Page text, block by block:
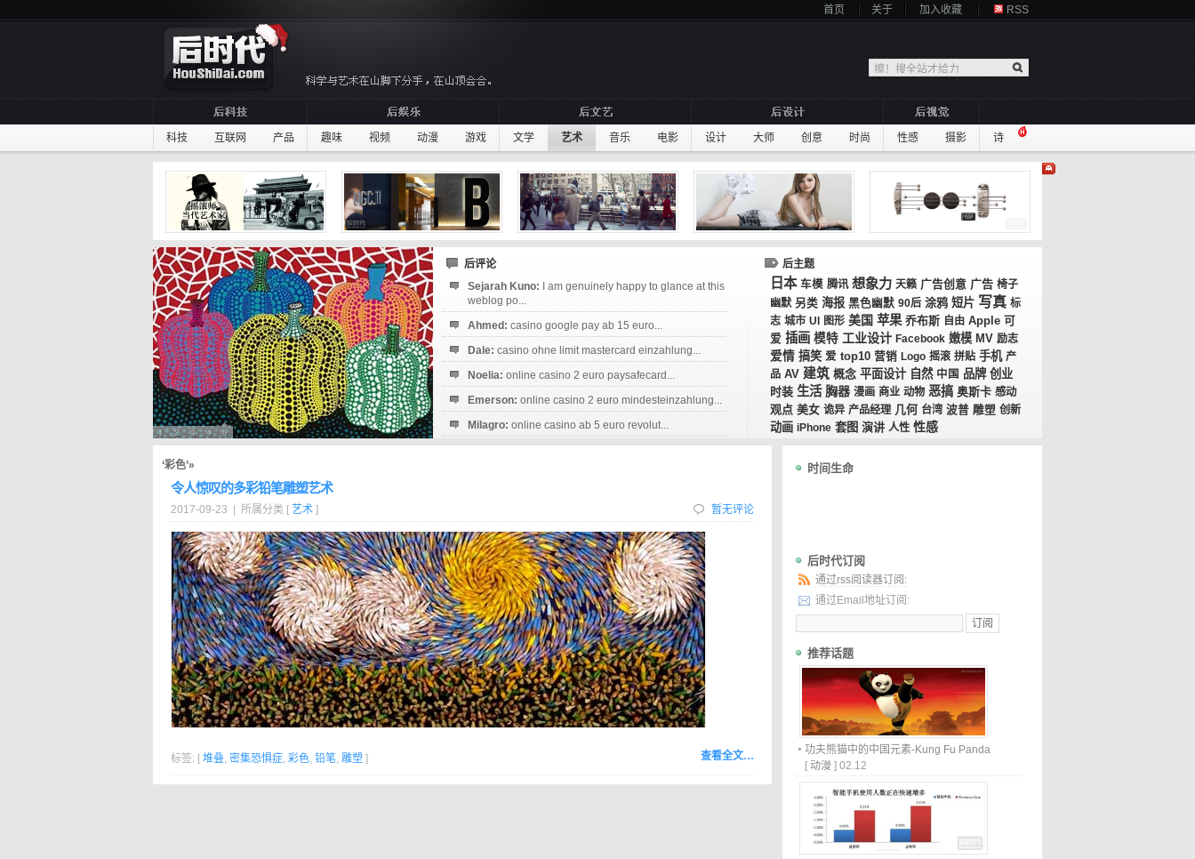
首页 关于 加入收藏 RSS
科技 互联网 产品 趣味 视频 动漫 游戏 文学 艺术 音乐 电影 设计 大师 创意 时尚 性感 摄影 诗
后评论
Sejarah Kuno:
I am genuinely happy to glance at this
weblog po...
Ahmed: casino google pay ab 15 euro...
Dale: casino ohne limit mastercard einzahlung...
Noelia: online casino 2 euro paysafecard...
Emerson: online casino 2 euro mindesteinzahlung...
Milagro: online casino ab 5 euro revolut...
后主题
日本 车模 腾讯 想象力 天籁 广告创意 广告 椅子
幽默 另类 海报 黑色幽默 90后 涂鸦 短片 写真 标
志 城市 UI 图形 美国 苹果 乔布斯 自由 Apple 可
爱 插画 模特 工业设计 Facebook 嫩模 MV 励志
爱情 搞笑 爱 top10 营销 Logo 摇滚 拼贴 手机 产
品 AV 建筑 概念 平面设计 自然 中国 品牌 创业
时装 生活 胸器 漫画 商业 动物 恶搞 奥斯卡 感动
观点 美女 诡异 产品经理 几何 台湾 波普 雕塑 创新
动画 iPhone 套图 演讲 人性 性感
‘彩色’»
令人惊叹的多彩铅笔雕塑艺术
2017-09-23 | 所属分类 [ 艺术 ] 暂无评论
查看全文…
标签: [ 堆叠, 密集恐惧症, 彩色, 铅笔, 雕塑 ]
时间生命
后时代订阅
通过rss阅读器订阅:
通过Email地址订阅:
推荐话题
功夫熊猫中的中国元素-Kung Fu Panda
[ 动漫 ] 02.12